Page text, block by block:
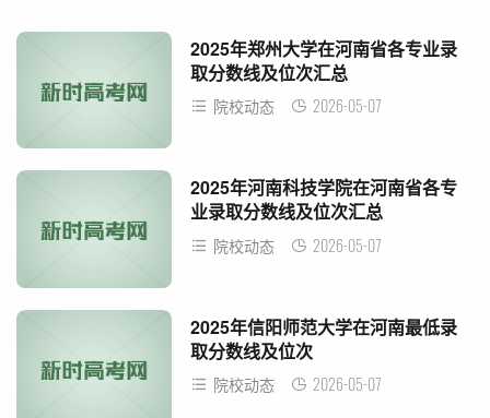
2025年郑州大学在河南省各专业录
取分数线及位次汇总
院校动态 2026-05-07
2025年河南科技学院在河南省各专
业录取分数线及位次汇总
院校动态 2026-05-07
2025年信阳师范大学在河南最低录
取分数线及位次
院校动态 2026-05-07